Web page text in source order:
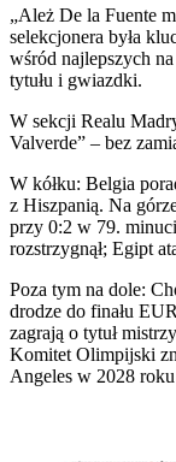
„Ależ De la Fuente
selekcjonera była
wśród najlepszych
tytułu i gwiazdki.
W sekcji Realu
Valverde” – bez
W kółku: Belgia
z Hiszpanią. Na
przy 0:2 w 79.
rozstrzygnął; Egipt
Poza tym na dole:
drodze do finału
zagrają o tytuł
Komitet Olimpijski
Angeles w 2028